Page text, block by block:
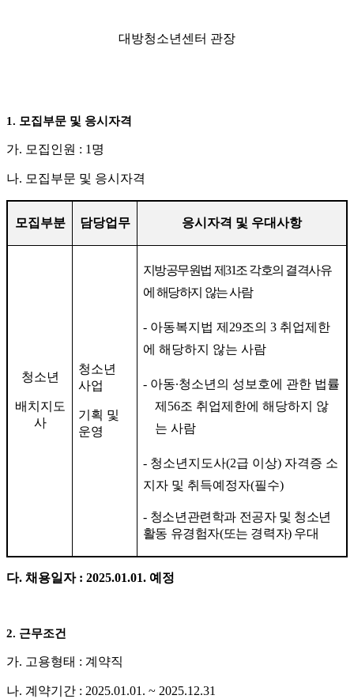
대방청소년센터 관장
1. 모집부문 및 응시자격
가. 모집인원 : 1 명
나. 모집부문 및 응시자격
모집부분 담당업무 응시자격 및 우대사항
청소년
배치지도
사
청소년
사업
기획 및
운영
지방공무원법 제31조 각호의 결격사유
에 해당하지 않는 사람
- 아동복지법 제 29조의 3 취업제한
에 해당하지 않는 사람
- 아동∙청소년의 성보호에 관한 법률
제 56조 취업제한에 해당하지 않
는 사람
- 청소년지도사(2급 이상) 자격증 소
지자 및 취득예정자(필수)
- 청소년관련학과 전공자 및 청소년
활동 유경험자(또는 경력자) 우대
다. 채용일자 : 2025.01.01. 예정
2. 근무조건
가. 고용형태 : 계약직
나. 계약기간 : 2025.01.01. ~ 2025.12.31